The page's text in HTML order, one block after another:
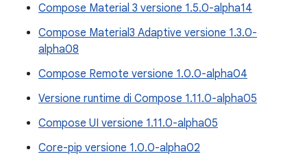
Compose Material 3 versione 1.5.0-alpha14
Compose Material3 Adaptive versione 1.3.0-
alpha08
Compose Remote versione 1.0.0-alpha04
Versione runtime di Compose 1.11.0-alpha05
Compose UI versione 1.11.0-alpha05
Core-pip versione 1.0.0-alpha02